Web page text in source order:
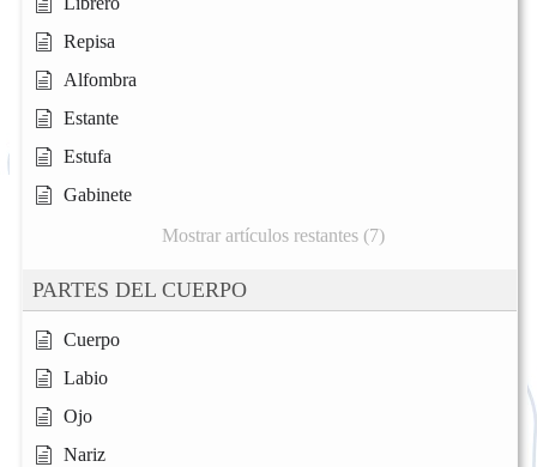
Repisa
Alfombra
Estante
Estufa
Gabinete
Mostrar artículos restantes (7)
PARTES DEL CUERPO
Cuerpo
Labio
Ojo
Nariz